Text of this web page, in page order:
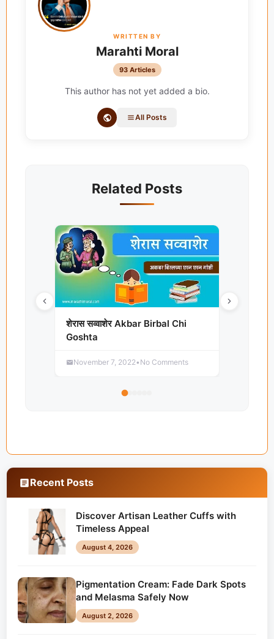
WRITTEN BY
Marahti Moral
93 Articles
This author has not yet added a bio.
All Posts
Related Posts
शेरास सव्वाशेर Akbar Birbal Chi
Goshta
November 7, 2022• No Comments
Recent Posts
Discover Artisan Leather Cuffs with
Timeless Appeal
August 4, 2026
Pigmentation Cream: Fade Dark Spots
and Melasma Safely Now
August 2, 2026